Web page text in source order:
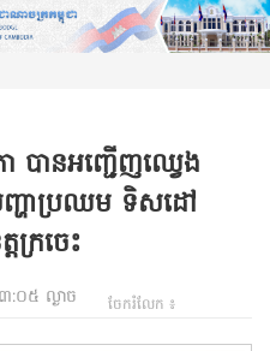
បានអញ្ជើញឈ្វេង
ញ្ហាប្រឈម ទិសដៅ
តក្រចេះ
០៥ ល្ងាច ចែករំលែក ៖